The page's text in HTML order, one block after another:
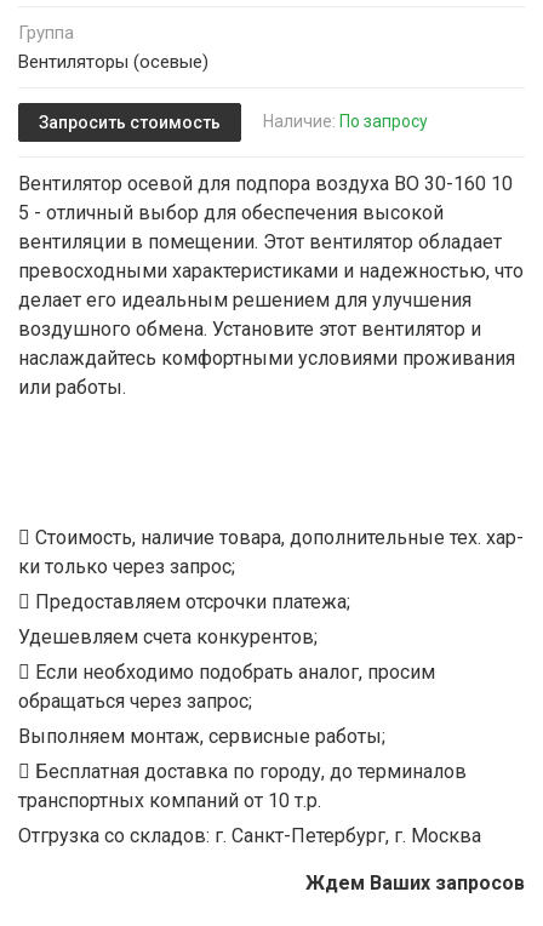
Группа
Вентиляторы (осевые)
Запросить стоимость Наличие: По запросу
Вентилятор осевой для подпора воздуха ВО 30-160 10
5 - отличный выбор для обеспечения высокой
вентиляции в помещении. Этот вентилятор обладает
превосходными характеристиками и надежностью, что
делает его идеальным решением для улучшения
воздушного обмена. Установите этот вентилятор и
наслаждайтесь комфортными условиями проживания
или работы.
Стоимость, наличие товара, дополнительные тех. хар-
ки только через запрос;
Предоставляем отсрочки платежа;
Удешевляем счета конкурентов;
Если необходимо подобрать аналог, просим
обращаться через запрос;
Выполняем монтаж, сервисные работы;
Бесплатная доставка по городу, до терминалов
транспортных компаний от 10 т.р.
Отгрузка со складов: г. Санкт-Петербург, г. Москва
Ждем Ваших запросов